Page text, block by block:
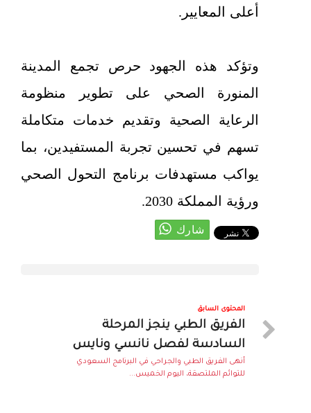
أعلى المعايير.
وتؤكد هذه الجهود حرص تجمع المدينة
المنورة الصحي على تطوير منظومة
الرعاية الصحية وتقديم خدمات متكاملة
تسهم في تحسين تجربة المستفيدين، بما
يواكب مستهدفات برنامج التحول الصحي
ورؤية المملكة 2030.
المحتوى السابق
الفريق الطبي ينجز المرحلة
السادسة لفصل نانسي ونايس
أنهى الفريق الطبي والجراحي في البرنامج السعودي
للتوائم الملتصقة، اليوم الخميس...